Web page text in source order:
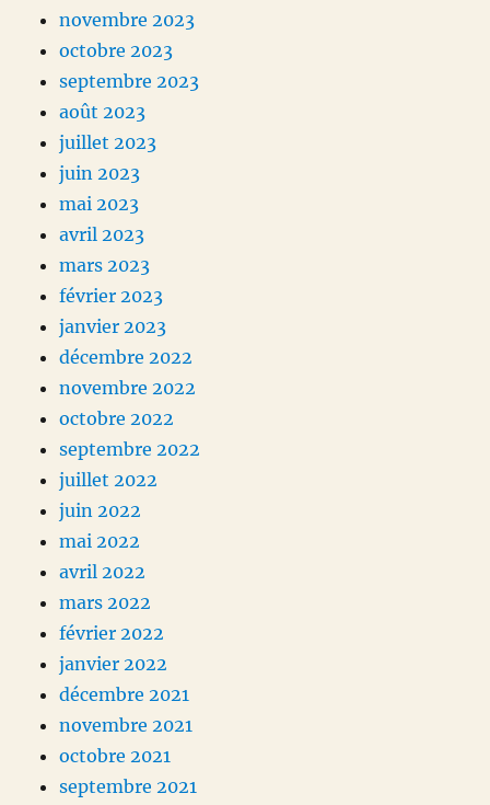
novembre 2023
octobre 2023
septembre 2023
août 2023
juillet 2023
juin 2023
mai 2023
avril 2023
mars 2023
février 2023
janvier 2023
décembre 2022
novembre 2022
octobre 2022
septembre 2022
juillet 2022
juin 2022
mai 2022
avril 2022
mars 2022
février 2022
janvier 2022
décembre 2021
novembre 2021
octobre 2021
septembre 2021